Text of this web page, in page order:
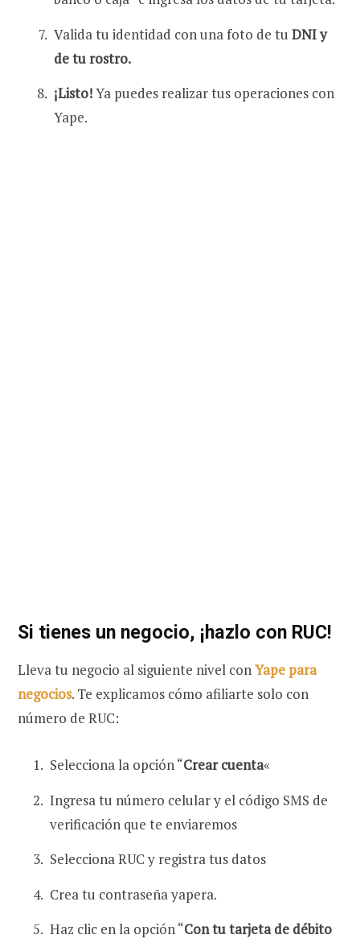
Valida tu identidad con una foto de tu DNI y
de tu rostro.
¡Listo!Ya puedes realizar tus operaciones con
Yape.
Si tienes un negocio, ¡hazlo con RUC!
Lleva tu negocio al siguiente nivel conYape para
negocios. Te explicamos cómo afiliarte solo con
número de RUC:
Selecciona la opción “Crear cuenta«
Ingresa tu número celular y el código SMS de
verificación que te enviaremos
Selecciona RUC y registra tus datos
Crea tu contraseña yapera.
Haz clic en la opción “Con tu tarjeta de débito